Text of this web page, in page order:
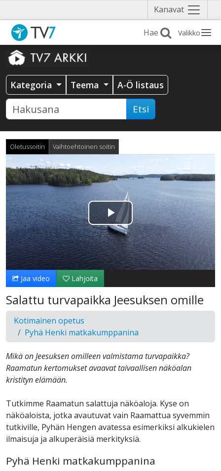
Kanavat Näytä
valikko
Valikko
Kategoria Teema A-Ö listaus
Etsi
Oletussoitin Vaihtoehtoinen soitin
Toista
Video
Jaa video Lahjoita
Salattu turvapaikka Jeesuksen omille
Kotimainen opetus
Pyhä Henki matkakumppanina
Mikä on Jeesuksen omilleen valmistama turvapaikka?
Raamatun kertomukset avaavat taivaallisen näköalan
kristityn elämään.
Tutkimme Raamatun salattuja näköaloja. Kyse on
näköaloista, jotka avautuvat vain Raamattua syvemmin
tutkiville, Pyhän Hengen avatessa esimerkiksi alkukielen
ilmaisuja ja alkuperäisiä merkityksiä.
Pyhä Henki matkakumppanina